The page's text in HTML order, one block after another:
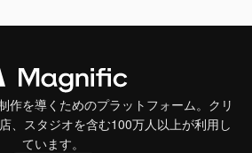
作を導くためのプラットフォーム。クリ
、スタジオを含む100万人以上が利用し
ています。